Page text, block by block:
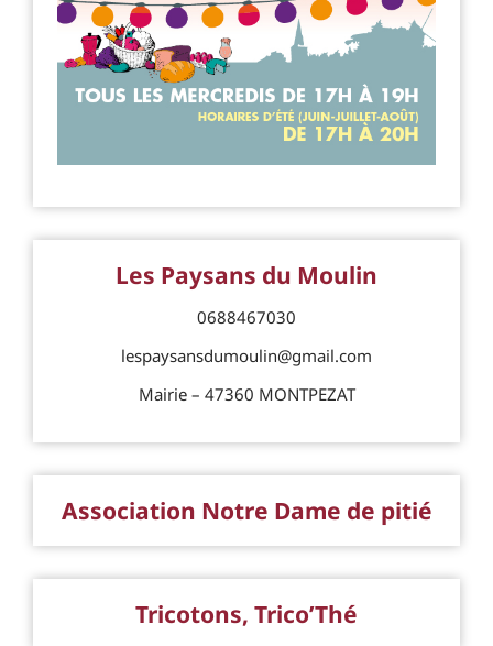
Les Paysans du Moulin
0688467030
lespaysansdumoulin@gmail.com
Mairie – 47360 MONTPEZAT
Association Notre Dame de pitié
Tricotons, Trico’Thé